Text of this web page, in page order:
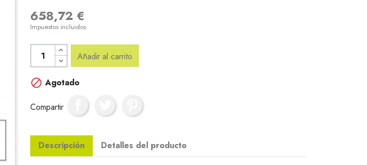
658,72 €
Impuestos incluidos
Añadir al carrito
 Agotado
Compartir
Descripción Detalles del producto